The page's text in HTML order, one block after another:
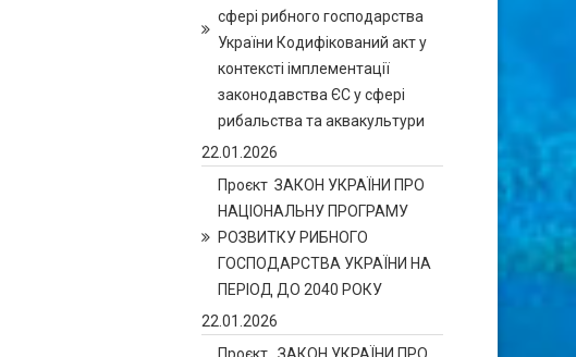
сфері рибного господарства
України Кодифікований акт у
контексті імплементації
законодавства ЄС у сфері
рибальства та аквакультури
22.01.2026
Проєкт ЗАКОН УКРАЇНИ ПРО
НАЦІОНАЛЬНУ ПРОГРАМУ
РОЗВИТКУ РИБНОГО
ГОСПОДАРСТВА УКРАЇНИ НА
ПЕРІОД ДО 2040 РОКУ
22.01.2026